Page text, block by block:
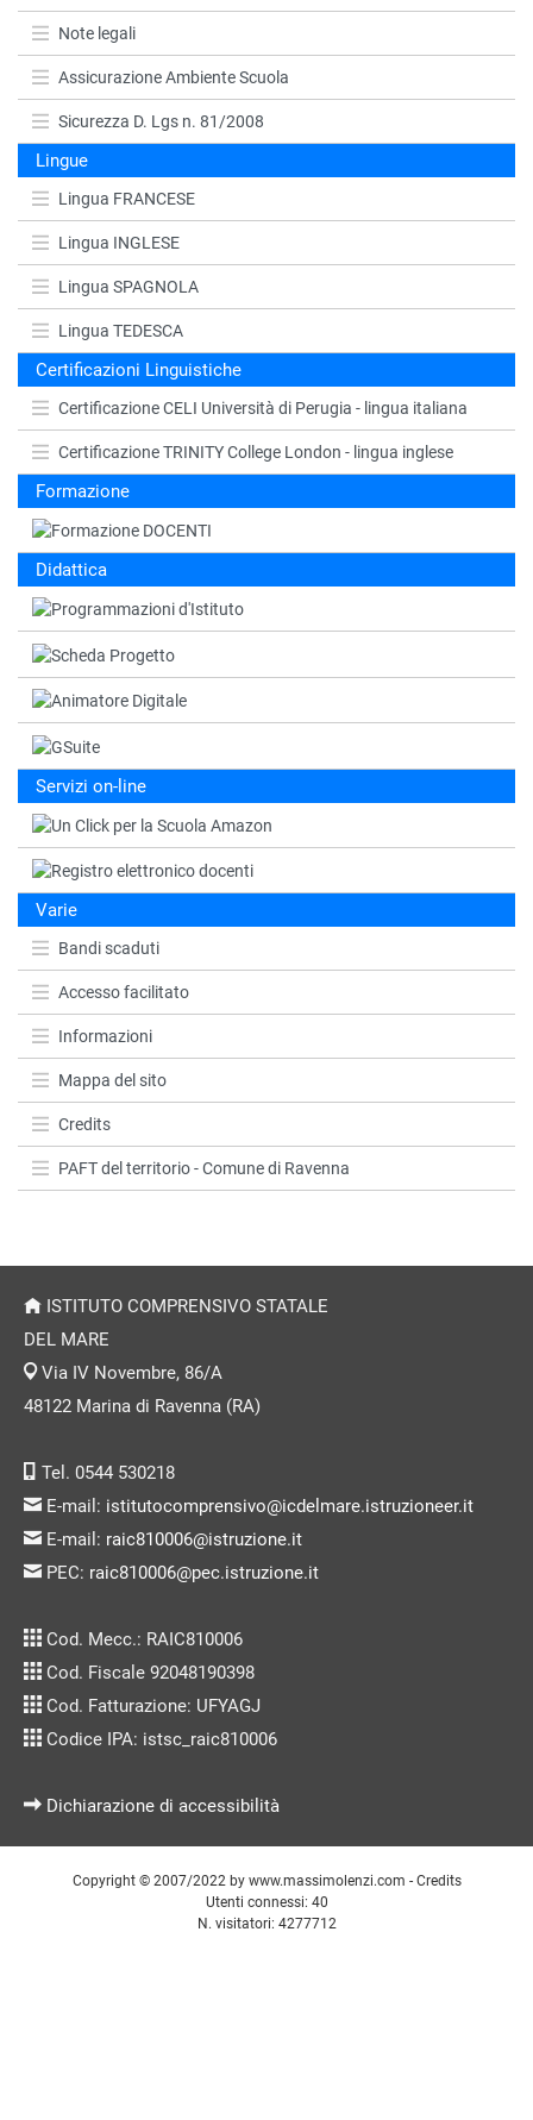
Note legali
Assicurazione Ambiente Scuola
Sicurezza D. Lgs n. 81/2008
Lingue
Lingua FRANCESE
Lingua INGLESE
Lingua SPAGNOLA
Lingua TEDESCA
Certificazioni Linguistiche
Certificazione CELI Università di Perugia - lingua italiana
Certificazione TRINITY College London - lingua inglese
Formazione
Didattica
Servizi on-line
Varie
Bandi scaduti
Accesso facilitato
Informazioni
Mappa del sito
Credits
PAFT del territorio - Comune di Ravenna
ISTITUTO COMPRENSIVO STATALE
DEL MARE
Via IV Novembre, 86/A
48122 Marina di Ravenna (RA)
Tel. 0544 530218
E-mail: istitutocomprensivo@icdelmare.istruzioneer.it
E-mail: raic810006@istruzione.it
PEC: raic810006@pec.istruzione.it
Cod. Mecc.: RAIC810006
Cod. Fiscale 92048190398
Cod. Fatturazione: UFYAGJ
Codice IPA: istsc_raic810006
Dichiarazione di accessibilità
Copyright © 2007/2022 by www.massimolenzi.com - Credits
Utenti connessi: 40
N. visitatori: 4277712